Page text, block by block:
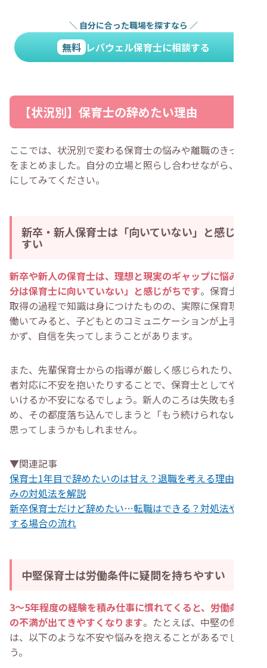
＼ 自分に合った職場を探すなら ／
無料 レバウェル保育士に相談する
【状況別】保育士の辞めたい理由
ここでは、状況別で変わる保育士の悩みや離職のきっかけ
をまとめました。自分の立場と照らし合わせながら、参考
にしてみてください。
新卒・新人保育士は「向いていない」と感じや
すい
新卒や新人の保育士は、理想と現実のギャップに悩み「自
分は保育士に向いていない」と感じがちです。保育士資格
取得の過程で知識は身につけたものの、実際に保育現場で
働いてみると、子どもとのコミュニケーションが上手くい
かず、自信を失ってしまうことがあります。
また、先輩保育士からの指導が厳しく感じられたり、保護
者対応に不安を抱いたりすることで、保育士としてやって
いけるか不安になるでしょう。新人のころは失敗も多いた
め、その都度落ち込んでしまうと「もう続けられない」と
思ってしまうかもしれません。
▼関連記事
保育士1年目で辞めたいのは甘え？退職を考える理由や悩
みの対処法を解説
新卒保育士だけど辞めたい…転職はできる？対処法や退職
する場合の流れ
中堅保育士は労働条件に疑問を持ちやすい
3〜5年程度の経験を積み仕事に慣れてくると、労働条件
の不満が出てきやすくなります。たとえば、中堅の保育士
は、以下のような不安や悩みを抱えることがあるでしょ
う。